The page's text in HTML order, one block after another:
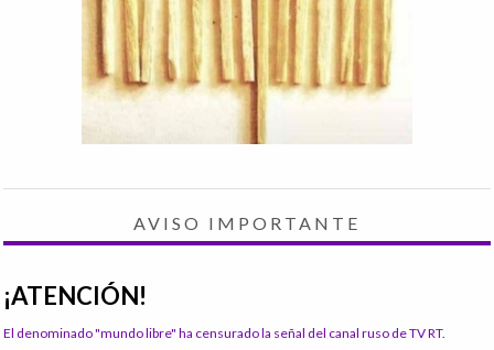
AVISO IMPORTANTE
¡ATENCIÓN!
El denominado "mundo libre" ha censurado la señal del canal ruso de TV RT.